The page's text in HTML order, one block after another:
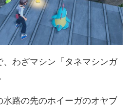
わざマシン「タネマシンガ
路の先のホイーガのオヤブ